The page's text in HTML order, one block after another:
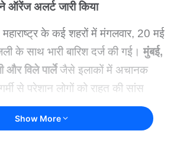
ऑरेंज अलर्ट जारी किया
महाराष्ट्र के कई शहरों में मंगलवार, 20 मई
के साथ भारी बारिश दर्ज की गई। मुंबई,
और विले पार्लेजैसे इलाकों में अचानक
से परेशान लोगों को राहत की सांस
Show More